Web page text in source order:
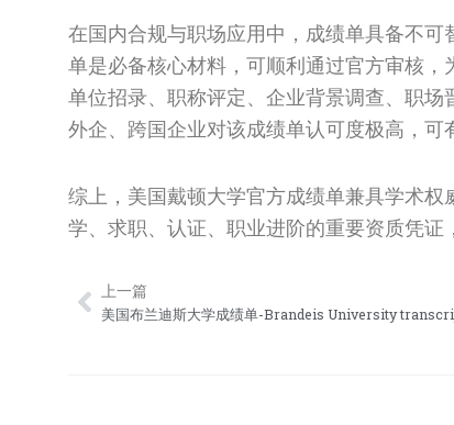
在国内合规与职场应用中，成绩单具备不
单是必备核心材料，可顺利通过官方审核
单位招录、职称评定、企业背景调查、职场
外企、跨国企业对该成绩单认可度极高，可
综上，美国戴顿大学官方成绩单兼具学术
学、求职、认证、职业进阶的重要资质凭证
Prev
上一篇
美国布兰迪斯大学成绩单-Brandeis University